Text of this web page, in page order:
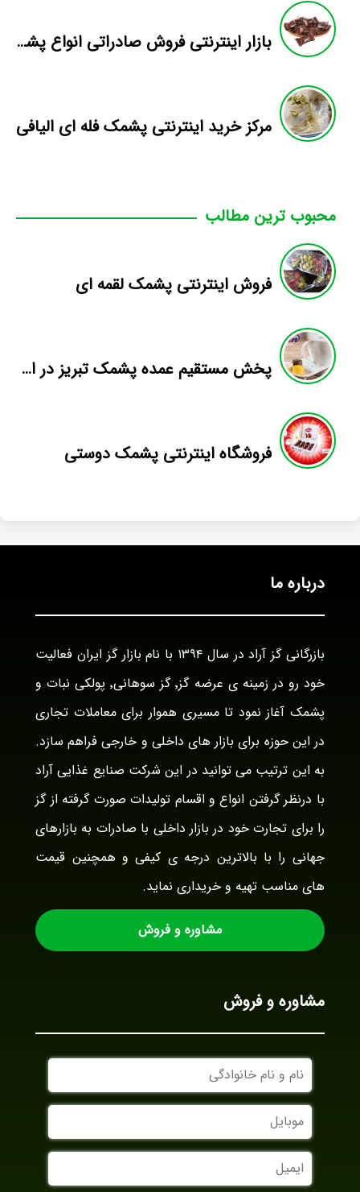
بازار اینترنتی فروش صادراتی انواع پشمک الیافی/شکلاتی
مرکز خرید اینترنتی پشمک فله ای الیافی
محبوب ترین مطالب
فروش اینترنتی پشمک لقمه ای
پخش مستقیم عمده پشمک تبریز در اصفهان
فروشگاه اینترنتی پشمک دوستی
درباره ما
بازرگانی گز آراد در سال ۱۳۹۴ با نام بازار گز ایران فعالیت
خود رو در زمینه ی عرضه گز٬ گز سوهانی٬ پولکی نبات و
پشمک آغاز نمود تا مسیری هموار برای معاملات تجاری
در این حوزه برای بازار های داخلی و خارجی فراهم سازد.
به این ترتیب می توانید در این شرکت صنایع غذایی آراد
با درنظر گرفتن انواع و اقسام تولیدات صورت گرفته از گز
را برای تجارت خود در بازار داخلی با صادرات به بازارهای
جهانی را با بالاترین درجه ی کیفی و همچنین قیمت
های مناسب تهیه و خریداری نماید.
مشاوره و فروش
مشاوره و فروش
نام
و
نام
خانوادگی
موبایل
ایمیل